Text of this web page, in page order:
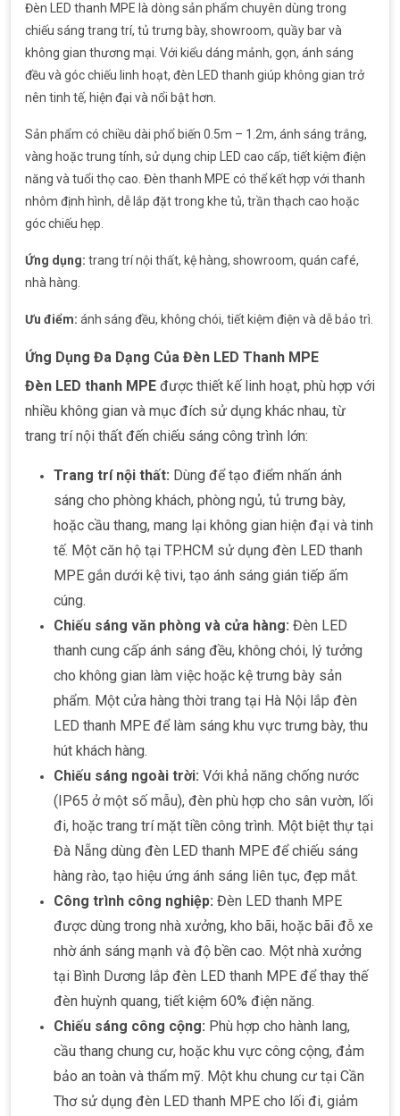
Đèn LED thanh MPE là dòng sản phẩm chuyên dùng trong
chiếu sáng trang trí, tủ trưng bày, showroom, quầy bar và
không gian thương mại. Với kiểu dáng mảnh, gọn, ánh sáng
đều và góc chiếu linh hoạt, đèn LED thanh giúp không gian trở
nên tinh tế, hiện đại và nổi bật hơn.
Sản phẩm có chiều dài phổ biến 0.5m – 1.2m, ánh sáng trắng,
vàng hoặc trung tính, sử dụng chip LED cao cấp, tiết kiệm điện
năng và tuổi thọ cao. Đèn thanh MPE có thể kết hợp với thanh
nhôm định hình, dễ lắp đặt trong khe tủ, trần thạch cao hoặc
góc chiếu hẹp.
Ứng dụng: trang trí nội thất, kệ hàng, showroom, quán café,
nhà hàng.
Ưu điểm: ánh sáng đều, không chói, tiết kiệm điện và dễ bảo trì.
Ứng Dụng Đa Dạng Của Đèn LED Thanh MPE
Đèn LED thanh MPE được thiết kế linh hoạt, phù hợp với
nhiều không gian và mục đích sử dụng khác nhau, từ
trang trí nội thất đến chiếu sáng công trình lớn:
Trang trí nội thất: Dùng để tạo điểm nhấn ánh
sáng cho phòng khách, phòng ngủ, tủ trưng bày,
hoặc cầu thang, mang lại không gian hiện đại và tinh
tế. Một căn hộ tại TP.HCM sử dụng đèn LED thanh
MPE gắn dưới kệ tivi, tạo ánh sáng gián tiếp ấm
cúng.
Chiếu sáng văn phòng và cửa hàng: Đèn LED
thanh cung cấp ánh sáng đều, không chói, lý tưởng
cho không gian làm việc hoặc kệ trưng bày sản
phẩm. Một cửa hàng thời trang tại Hà Nội lắp đèn
LED thanh MPE để làm sáng khu vực trưng bày, thu
hút khách hàng.
Chiếu sáng ngoài trời: Với khả năng chống nước
(IP65 ở một số mẫu), đèn phù hợp cho sân vườn, lối
đi, hoặc trang trí mặt tiền công trình. Một biệt thự tại
Đà Nẵng dùng đèn LED thanh MPE để chiếu sáng
hàng rào, tạo hiệu ứng ánh sáng liên tục, đẹp mắt.
Công trình công nghiệp: Đèn LED thanh MPE
được dùng trong nhà xưởng, kho bãi, hoặc bãi đỗ xe
nhờ ánh sáng mạnh và độ bền cao. Một nhà xưởng
tại Bình Dương lắp đèn LED thanh MPE để thay thế
đèn huỳnh quang, tiết kiệm 60% điện năng.
Chiếu sáng công cộng: Phù hợp cho hành lang,
cầu thang chung cư, hoặc khu vực công cộng, đảm
bảo an toàn và thẩm mỹ. Một khu chung cư tại Cần
Thơ sử dụng đèn LED thanh MPE cho lối đi, giảm